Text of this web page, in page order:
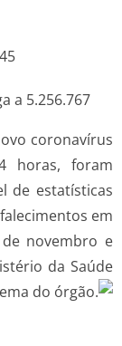
a 5.256.767
coronavírus
horas, foram
de estatísticas
em
novembro e
da Saúde
do órgão.